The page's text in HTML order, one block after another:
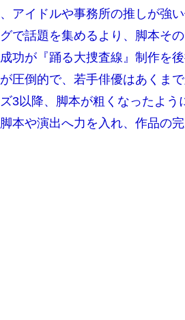
アイドルや事務所の推しが強
で話題を集めるより、脚本そ
成功が『踊る大捜査線』制作を
圧倒的で、若手俳優はあくま
3以降、脚本が粗くなったよ
本や演出へ力を入れ、作品の